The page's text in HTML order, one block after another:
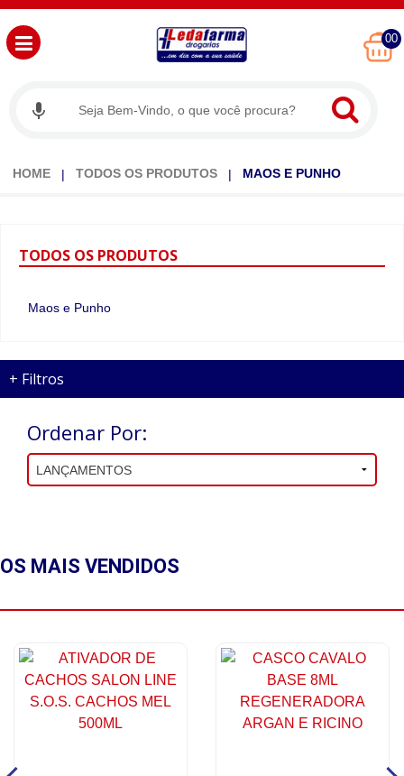
00
HOME TODOS OS PRODUTOS MAOS E PUNHO
TODOS OS PRODUTOS
Maos e Punho
+ Filtros
Ordenar Por:
OS MAIS VENDIDOS